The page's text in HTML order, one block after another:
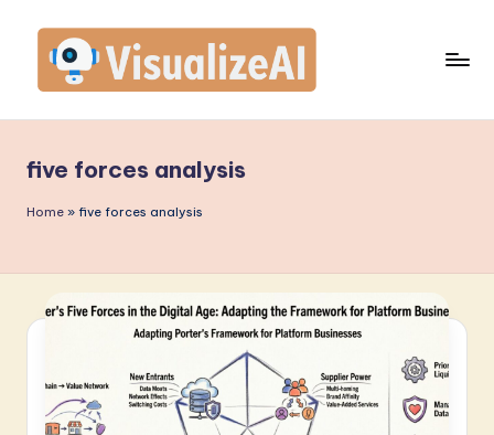
content
u
a
e
five forces analysis
Home » five forces analysis